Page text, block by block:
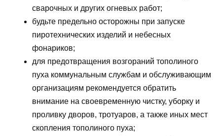
сварочных и других огневых работ;
будьте предельно осторожны при запуске
пиротехнических изделий и небесных
фонариков;
для предотвращения возгораний тополиного
пуха коммунальным службам и обслуживающим
организациям рекомендуется обратить
внимание на своевременную чистку, уборку и
проливку дворов, тротуаров, а также иных мест
скопления тополиного пуха;